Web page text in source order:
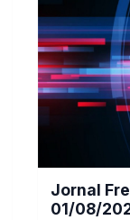
Jornal
01/08/